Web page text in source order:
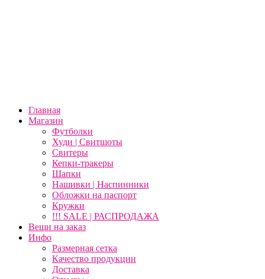
Главная
Магазин
Футболки
Худи | Свитшоты
Свитеры
Кепки-тракеры
Шапки
Нашивки | Наспинники
Обложки на паспорт
Кружки
!!! SALE | РАСПРОДАЖА
Вещи на заказ
Инфо
Размерная сетка
Качество продукции
Доставка